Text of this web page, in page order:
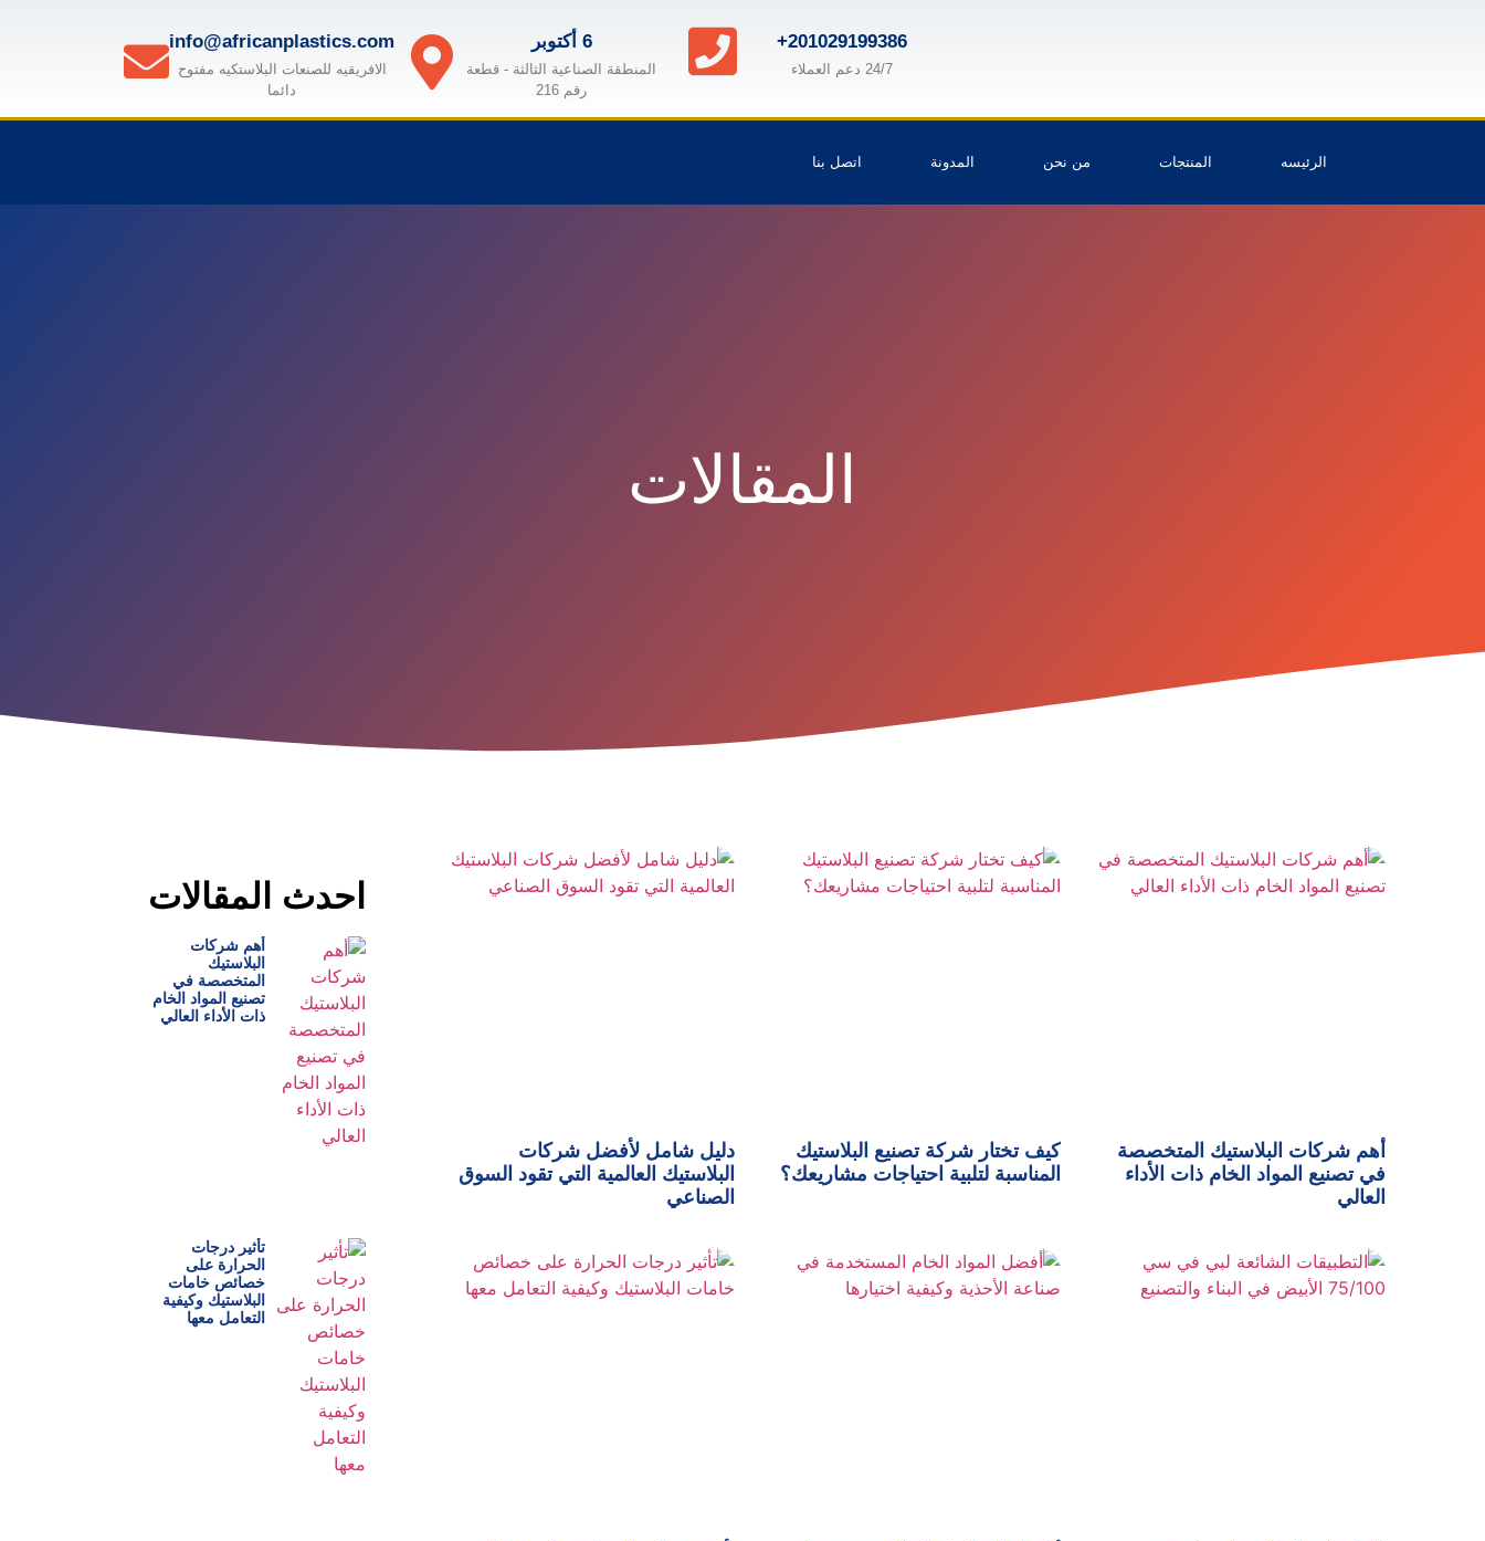
+201029199386
24/7 دعم العملاء
6 أكتوبر
المنطقة الصناعية الثالثة - قطعة
رقم 216
info@africanplastics.com
الافريقيه للصنعات البلاستكيه مفتوح
دائما
الرئيسه المنتجات من نحن المدونة اتصل بنا
المقالات
أهم شركات البلاستيك المتخصصة
في تصنيع المواد الخام ذات الأداء
العالي
كيف تختار شركة تصنيع البلاستيك
المناسبة لتلبية احتياجات مشاريعك؟
دليل شامل لأفضل شركات
البلاستيك العالمية التي تقود السوق
الصناعي
احدث المقالات
أهم شركات
البلاستيك
المتخصصة في
تصنيع المواد الخام
ذات الأداء العالي
تأثير درجات
الحرارة على
خصائص خامات
البلاستيك وكيفية
التعامل معها